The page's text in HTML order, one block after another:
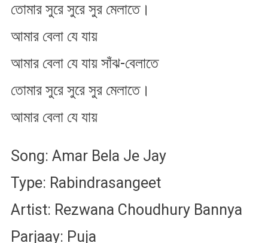
তোমার সুরে সুরে সুর মেলাতে।
আমার বেলা যে যায়
আমার বেলা যে যায় সাঁঝ-বেলাতে
তোমার সুরে সুরে সুর মেলাতে।
আমার বেলা যে যায়
Song: Amar Bela Je Jay
Type: Rabindrasangeet
Artist: Rezwana Choudhury Bannya
Parjaay: Puja